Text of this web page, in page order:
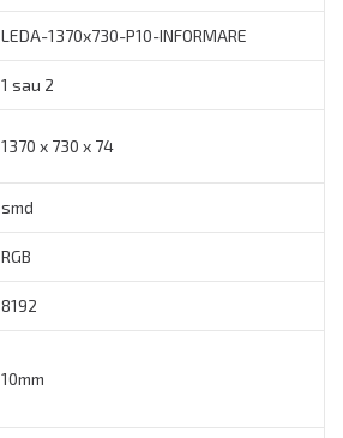
LEDA-1370x730-P10-INFORMARE
1 sau 2
1370 x 730 x 74
smd
RGB
8192
10mm